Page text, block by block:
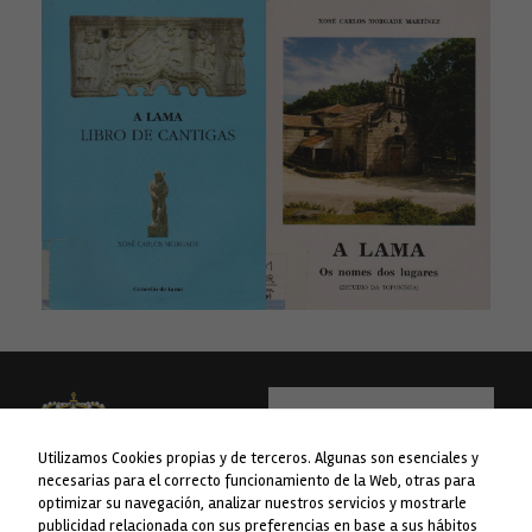
Utilizamos Cookies propias y de terceros. Algunas son esenciales y
necesarias para el correcto funcionamiento de la Web, otras para
optimizar su navegación, analizar nuestros servicios y mostrarle
publicidad relacionada con sus preferencias en base a sus hábitos
de la web, en
base a cómo
se usa la web.
Experiencia
Para que
nuestra web
funcione lo
mejor posible
visita. Si
rechaza estas
cookies,
desaparecerán
Contenido
Personalizado
Al compartir tu
comportamiento
mientras visitas